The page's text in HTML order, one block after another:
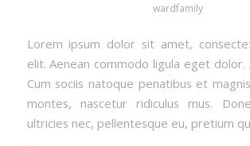
wardfamily
Lorem ipsum dolor sit amet,
elit. Aenean commodo ligula eget dolor.
Cum sociis natoque penatibus et
montes, nascetur ridiculus mus.
ultricies nec, pellentesque eu, pretium